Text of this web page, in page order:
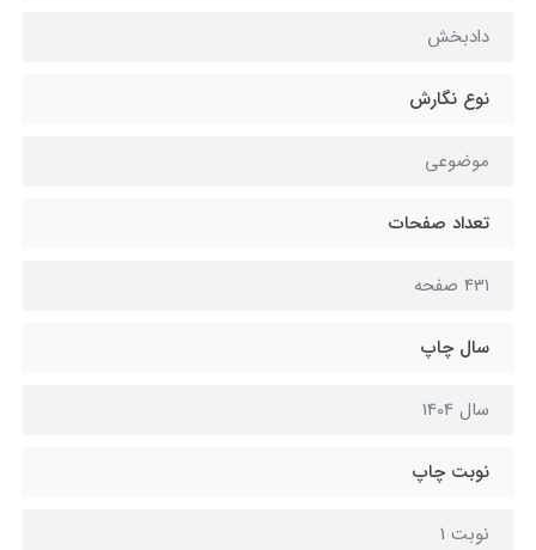
دادبخش
نوع نگارش
موضوعی
تعداد صفحات
431 صفحه
سال چاپ
سال 1404
نوبت چاپ
نوبت 1